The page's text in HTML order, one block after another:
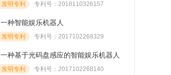
发明专利 专利号：2018110326157
一种智能娱乐机器人
发明专利 专利号：2017102268329
一种基于光码盘感应的智能娱乐机器人
发明专利 专利号：2017102268140